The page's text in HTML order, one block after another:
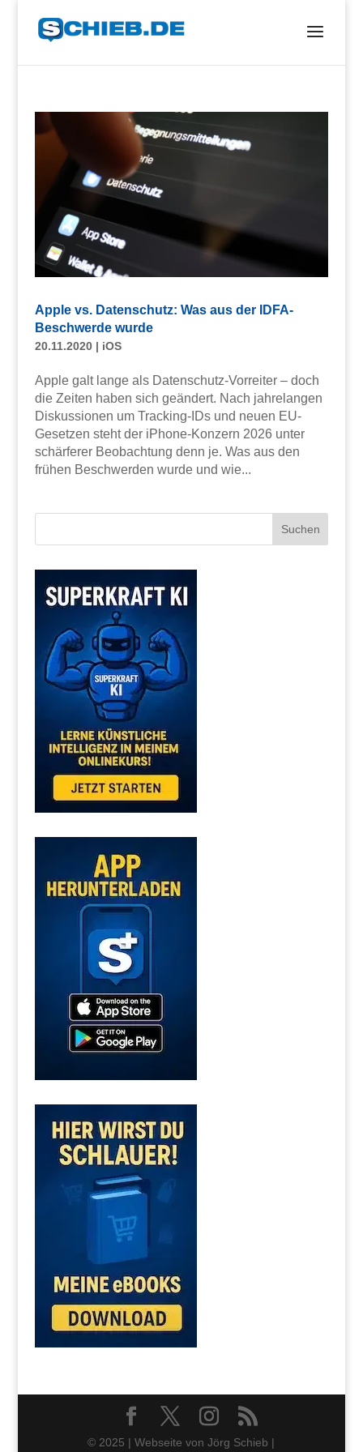
Apple vs. Datenschutz: Was aus der IDFA-
Beschwerde wurde
20.11.2020| iOS
Apple galt lange als Datenschutz-Vorreiter – doch
die Zeiten haben sich geändert. Nach jahrelangen
Diskussionen um Tracking-IDs und neuen EU-
Gesetzen steht der iPhone-Konzern 2026 unter
schärferer Beobachtung denn je. Was aus den
frühen Beschwerden wurde und wie...
© 2025 | Webseite von Jörg Schieb |